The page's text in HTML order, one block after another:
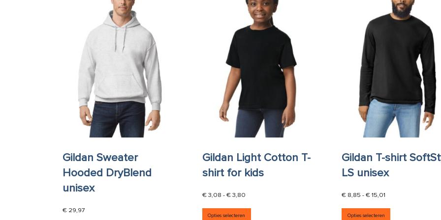
Gildan Sweater
Hooded DryBlend
unisex
€ 29,97
Gildan Light Cotton T-
shirt for kids
€3,08 -€3,80Prijsklasse: € 3,08 tot € 3,80
Opties selecteren
Dit product heeft meerdere variaties. Deze optie kan
Gildan T-shirt
LS unisex
€ 8,85 - €15,01
Opties selecteren
Dit product